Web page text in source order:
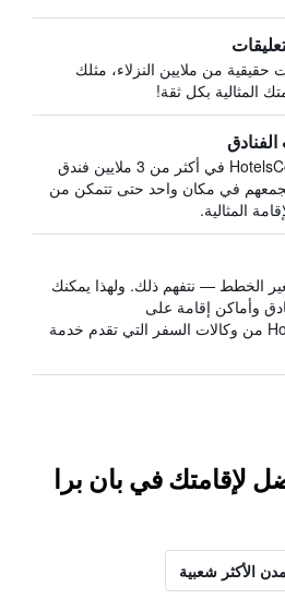
حقيقية من ملايين النزلاء، مثلك
المثالية بكل ثقة!
يبحث HotelsCombined في أكثر من 3 ملايين فندق
في مكان واحد حتى تتمكن من
المثالية.
الخطط — نتفهم ذلك. ولهذا يمكنك
وأماكن إقامة على
HotelsCombined من وكالات السفر التي تقدم خدمة
لإقامتك في بان برا
الأكثر شعبية